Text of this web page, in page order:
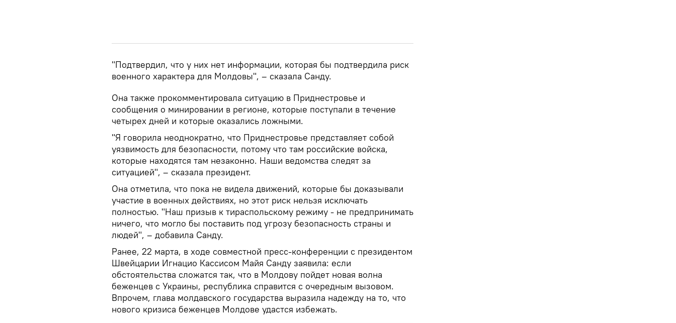
"Подтвердил, что у них нет информации, которая бы подтвердила риск
военного характера для Молдовы", – сказала Санду.
Она также прокомментировала ситуацию в Приднестровье и
сообщения о минировании в регионе, которые поступали в течение
четырех дней и которые оказались ложными.
"Я говорила неоднократно, что Приднестровье представляет собой
уязвимость для безопасности, потому что там российские войска,
которые находятся там незаконно. Наши ведомства следят за
ситуацией", – сказала президент.
Она отметила, что пока не видела движений, которые бы доказывали
участие в военных действиях, но этот риск нельзя исключать
полностью. "Наш призыв к тираспольскому режиму - не предпринимать
ничего, что могло бы поставить под угрозу безопасность страны и
людей", – добавила Санду.
Ранее, 22 марта, в ходе совместной пресс-конференции с президентом
Швейцарии Игнацио Кассисом Майя Санду заявила: если
обстоятельства сложатся так, что в Молдову пойдет новая волна
беженцев с Украины, республика справится с очередным вызовом.
Впрочем, глава молдавского государства выразила надежду на то, что
нового кризиса беженцев Молдове удастся избежать.